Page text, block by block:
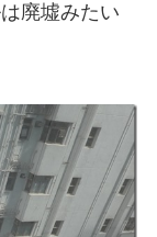
廃墟みたい